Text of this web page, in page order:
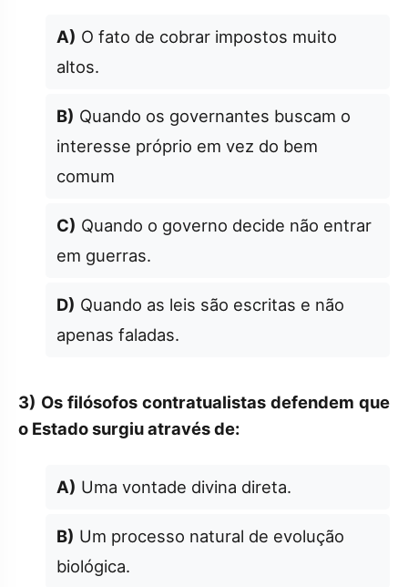
A) O fato de cobrar impostos muito
altos.
B) Quando os governantes buscam o
interesse próprio em vez do bem
comum
C) Quando o governo decide não entrar
em guerras.
D) Quando as leis são escritas e não
apenas faladas.
3) Os filósofos contratualistas defendem que
o Estado surgiu através de:
A) Uma vontade divina direta.
B) Um processo natural de evolução
biológica.